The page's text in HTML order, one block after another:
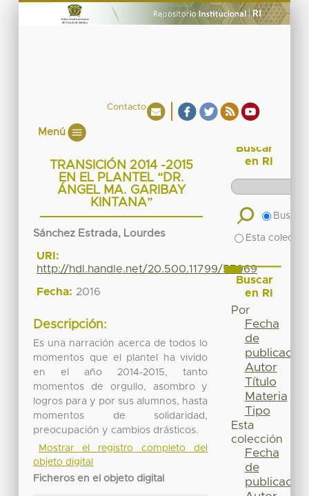
Contacto
Menú
TRANSICIÓN 2014 -2015
EN EL PLANTEL “DR.
ÁNGEL MA. GARIBAY
KINTANA”
Sánchez Estrada, Lourdes
URI:
http://hdl.handle.net/20.500.11799/57969
Fecha: 2016
Descripción:
Es una narración acerca de todos lo
momentos que el plantel ha vivido
en el año 2014-2015, tanto
momentos de orgullo, asombro y
logros para y por sus alumnos, hasta
momentos de solidaridad,
preocupación y cambios drásticos.
Mostrar el registro completo del
objeto digital
Ficheros en el objeto digital
Buscar
en RI
Buscar
Esta
Buscar
en RI
Por
Fecha
de
publicación
Autor
Título
Materia
Tipo
Esta
colección
Fecha
de
publicación